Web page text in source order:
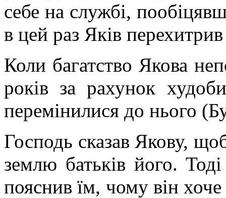
себе на службі,
в цей раз Яків
Коли багатство Якова
років за рахунок
перемінилися до нього
Господь сказав Якову,
землю батьків його.
пояснив їм, чому він